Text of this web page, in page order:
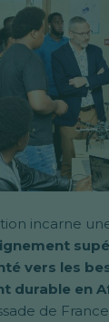
incarne
vers les
durable en
de